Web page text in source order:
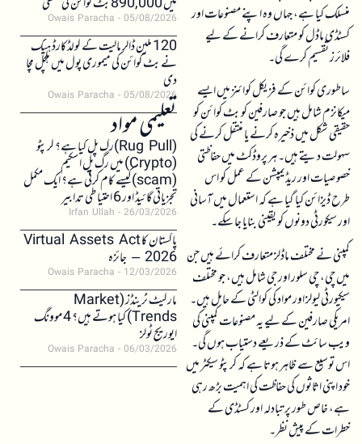
منسلک کیا ہے، جہاں وہ اپنے مصنوعات اور
کسٹڈی ماڈل کو متعارف کرانے کے لیے
فلائرز تقسیم کرے گی۔
ساطوری کوائن کے فزیکل کوائنز میں ایسے
میکانزم شامل ہیں جو صارفین کو بٹ کوائن کو
حقیقی شکل میں ذخیرہ کرنے یا منتقل کرنے کی
سہولت دیتے ہیں۔ ہر پروڈکٹ میں حفاظتی
خصوصیات اور ریڈیمپشن کے عمل کو اس
طرح ڈیزائن کیا گیا ہے کہ استعمال میں آسانی
اور سیکورٹی دونوں کو یقینی بنایا جا سکے۔
کمپنی نے مختلف ماڈلز متعارف کرائے ہیں جن
میں چی، چی سلور اور جی شامل ہیں، جو مختلف
سیکیورٹی لیولز اور مواد کی کوالٹی کے حامل ہیں۔
امریکی صارفین کے لیے یہ مصنوعات کمپنی کی
ویب سائٹ کے ذریعے دستیاب ہوں گی۔
اس توسیع سے ظاہر ہوتا ہے کہ کرپٹو سیکٹر میں
خود اپنی اثاثوں کی حفاظت کی اہمیت بڑھ رہی
ہے، خاص طور پر تبادلہ اور کسٹڈی کے
خطرات کے پیش نظر۔
Owais Paracha 05/08/2026
120 ملین ڈالر مالیت کے کولڈکارڈ ہیک
نے بٹ کوائن کی میموری پول میں ہلچل مچا
دی
Owais Paracha 05/08/2026
تعلیمی مواد(Rug Pull)رگ پل کیا ہے؟ کرپٹو
(Crypto) میں رگ پل اسکیم
(scam)کیسے کام کرتی ہے؟ ایک مکمل
تجزیاتی گائیڈ اور 6 احتیاطی تدابیر
Irfan Ullah 26/03/2026
پاکستان کا Virtual Assets Act
2026 – جائزہ
Owais Paracha 12/03/2026
مارکیٹ ٹرینڈز (Market
Trends) کیا ہوتے ہیں؟ 4 موونگ
ایوریج ٹولز
Owais Paracha 06/03/2026